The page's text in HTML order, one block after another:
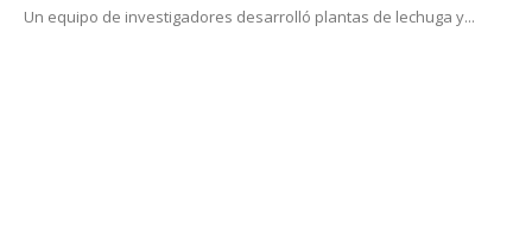
Un equipo de investigadores desarrolló plantas de lechuga y...